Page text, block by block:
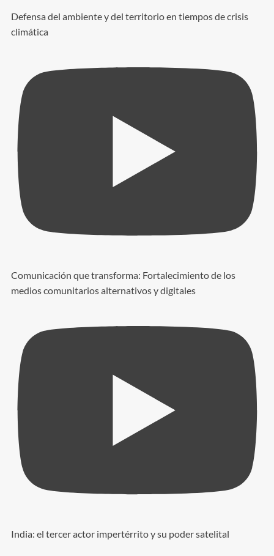
Defensa del ambiente y del territorio en tiempos de crisis
climática
Comunicación que transforma: Fortalecimiento de los
medios comunitarios alternativos y digitales
India: el tercer actor impertérrito y su poder satelital